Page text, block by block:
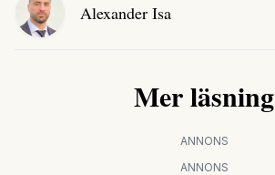
Alexander Isa
Mer läsning
ANNONS
ANNONS